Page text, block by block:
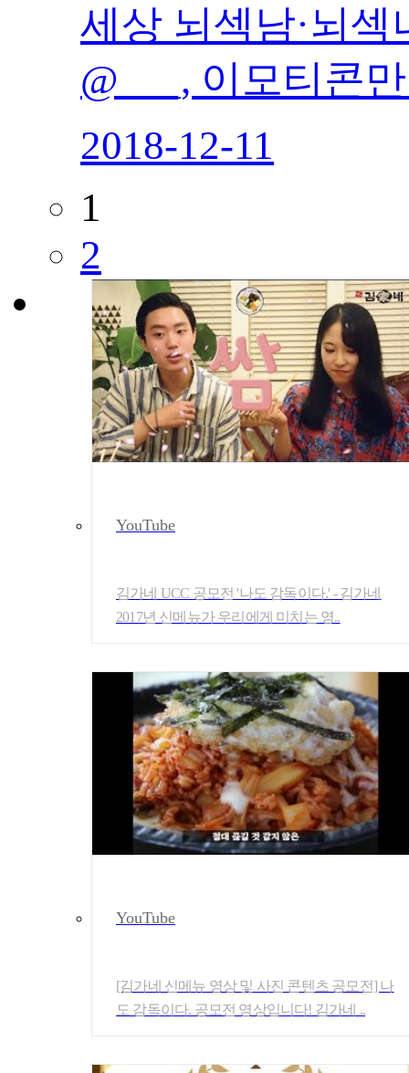
세상 뇌섹남·뇌
@___, 이모티콘
2018-12-11
1
2
YouTube
김가네 UCC 공모전 '나도 감독이다.' - 김가네
2017년 신메뉴가 우리에게 미치는 영..
YouTube
[김가네 신메뉴 영상 및 사진 콘텐츠 공모전] 나
도 감독이다. 공모전 영상입니다! 김가네 ..